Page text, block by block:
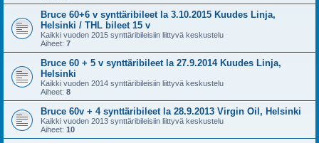
Bruce 60+6 v synttäribileet la 3.10.2015 Kuudes Linja,
Helsinki / THL bileet 15 v
Kaikki vuoden 2015 synttäribileisiin liittyvä keskustelu
Aiheet: 7
Bruce 60 + 5 v synttäribileet la 27.9.2014 Kuudes Linja,
Helsinki
Kaikki vuoden 2014 synttäribileisiin liittyvä keskustelu
Aiheet: 8
Bruce 60v + 4 synttäribileet la 28.9.2013 Virgin Oil, Helsinki
Kaikki vuoden 2013 synttäribileisiin liittyvä keskustelu
Aiheet: 10